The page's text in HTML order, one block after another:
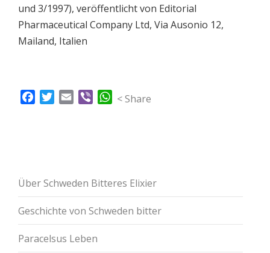
und 3/1997), veröffentlicht von Editorial
Pharmaceutical Company Ltd, Via Ausonio 12,
Mailand, Italien
FacebookTwitter
Email Viber WhatsApp
< Share
Über Schweden Bitteres Elixier
Geschichte von Schweden bitter
Paracelsus Leben